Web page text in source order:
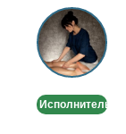
Массаж
лица
и
тела
Исполнитель